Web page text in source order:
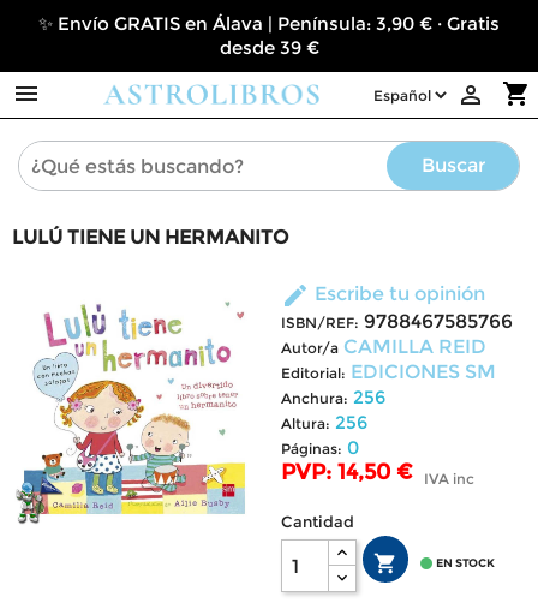
✨ Envío GRATIS en Álava | Península: 3,90 € · Gratis
desde 39 €
 shopping_cart

Buscar
LULÚ TIENE UN HERMANITO
edit Escribe tu opinión
ISBN/REF: 9788467585766
Autor/a CAMILLA REID
Editorial: EDICIONES SM
Anchura: 256
Altura: 256
Páginas: 0
PVP: 14,50 € IVA inc
Cantidad
  EN STOCK